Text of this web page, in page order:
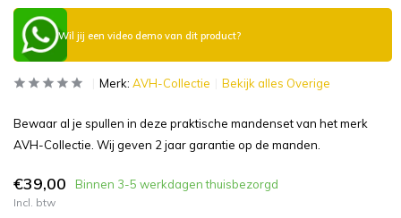
Wil jij een video demo van dit product?
Merk: AVH-Collectie Bekijk alles Overige
Bewaar al je spullen in deze praktische mandenset van het merk
AVH-Collectie. Wij geven 2 jaar garantie op de manden.
€39,00 Binnen 3-5 werkdagen thuisbezorgd
Incl. btw